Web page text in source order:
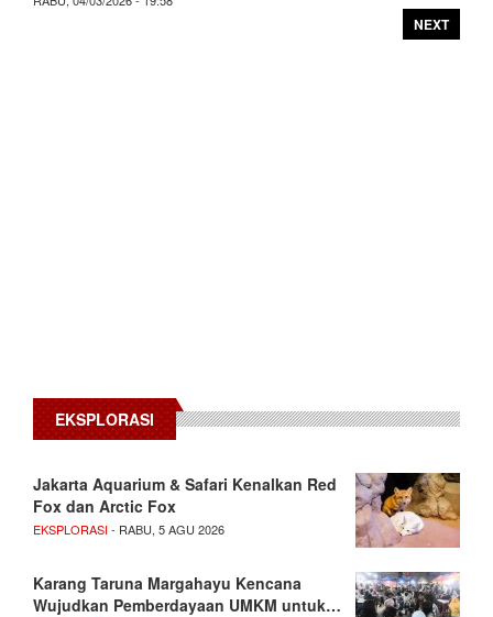
NEXT
EKSPLORASI
Jakarta Aquarium & Safari Kenalkan Red
Fox dan Arctic Fox
EKSPLORASI- RABU, 5 AGU 2026
Karang Taruna Margahayu Kencana
Wujudkan Pemberdayaan UMKM untuk…